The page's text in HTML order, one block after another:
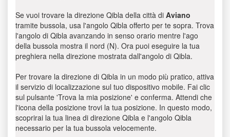
Se vuoi trovare la direzione Qibla della città di Aviano
tramite bussola, usa l'angolo Qibla offerto per te sopra. Trova
l'angolo di Qibla avanzando in senso orario mentre l'ago
della bussola mostra il nord (N). Ora puoi eseguire la tua
preghiera nella direzione mostrata dall'angolo di Qibla.
Per trovare la direzione di Qibla in un modo più pratico, attiva
il servizio di localizzazione sul tuo dispositivo mobile. Fai clic
sul pulsante 'Trova la mia posizione' e conferma. Attendi che
l'icona della posizione trovi la tua posizione. In questo modo,
scoprirai la tua linea di direzione Qibla e l'angolo Qibla
necessario per la tua bussola velocemente.